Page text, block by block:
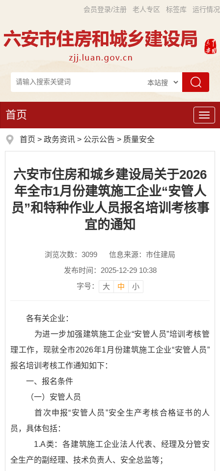
会员登录/注册 老人专区 标签库 运行情况
导
航
首页
首页 > 政务资讯 > 公示公告 > 质量安全
六安市住房和城乡建设局关于2026
年全市1月份建筑施工企业“安管人
员”和特种作业人员报名培训考核事
宜的通知
浏览次数： 3099
信息来源：市住建局
发布时间：2025-12-29 10:38
字号：
大 中 小
各有关企业：
为进一步加强建筑施工企业“安管人员”培训考核管
理工作，现就全市2026年1月份建筑施工企业“安管人员”
报名培训考核工作通知如下：
一、报名条件
（一）安管人员
首次申报“安管人员”安全生产考核合格证书的人
员，具体包括：
1.A类：各建筑施工企业法人代表、经理及分管安
全生产的副经理、技术负责人、安全总监等；